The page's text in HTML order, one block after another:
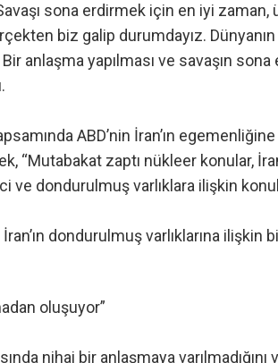
sona erdirmek için en iyi
biz galip durumdayız.
anlaşma yapılması ve savaşın
ABD’nin İran’ın
“Mutabakat zaptı nükleer konular,
ve dondurulmuş varlıklara ilişkin
İran’ın dondurulmuş varlıklarına
oluşuyor”
nihai bir anlaşmaya